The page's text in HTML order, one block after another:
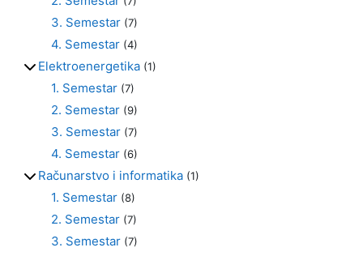
3. Semestar (7)
4. Semestar (4)
Elektroenergetika (1)
1. Semestar (7)
2. Semestar (9)
3. Semestar (7)
4. Semestar (6)
Računarstvo i informatika (1)
1. Semestar (8)
2. Semestar (7)
3. Semestar (7)